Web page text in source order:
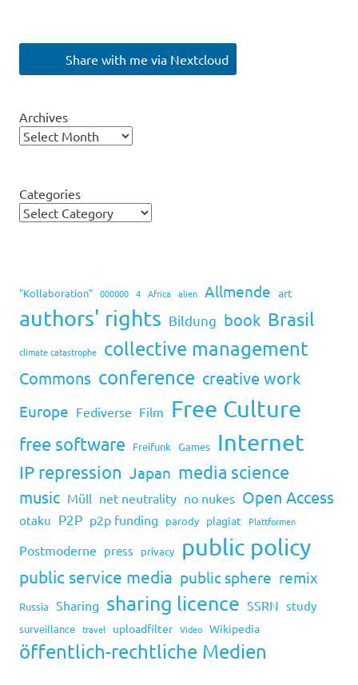
Share with me via Nextcloud
Archives
Categories
"Kollaboration" 000000 4 Africa alien Allmende art
authors' rights Bildung book Brasil
climate catastrophe collective management
Commons conference creative work
Europe Fediverse Film Free Culture
free software Freifunk Games Internet
IP repression Japan media science
music Müll net neutrality no nukes Open Access
otaku P2P p2p funding parody plagiat Plattformen
Postmoderne press privacy public policy
public service media public sphere remix
Russia Sharing sharing licence SSRN study
surveillance travel uploadfilter Video Wikipedia
öffentlich-rechtliche Medien